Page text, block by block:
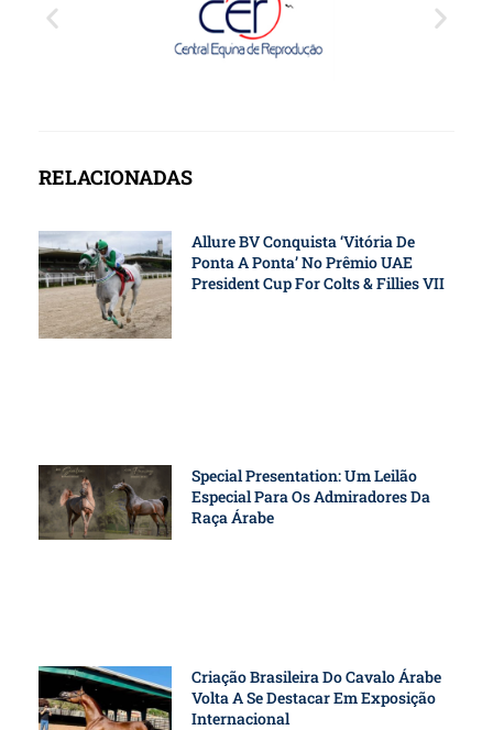
RELACIONADAS
Allure BV Conquista ‘vitória De
Ponta A Ponta’ No Prêmio UAE
President Cup For Colts & Fillies VII
Special Presentation: Um Leilão
Especial Para Os Admiradores Da
Raça Árabe
Criação Brasileira Do Cavalo Árabe
Volta A Se Destacar Em Exposição
Internacional